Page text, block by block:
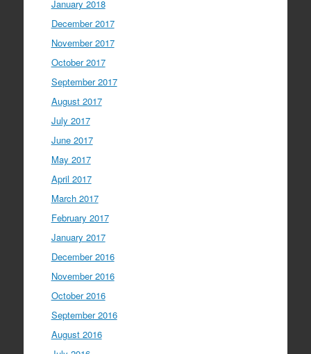
January 2018
December 2017
November 2017
October 2017
September 2017
August 2017
July 2017
June 2017
May 2017
April 2017
March 2017
February 2017
January 2017
December 2016
November 2016
October 2016
September 2016
August 2016